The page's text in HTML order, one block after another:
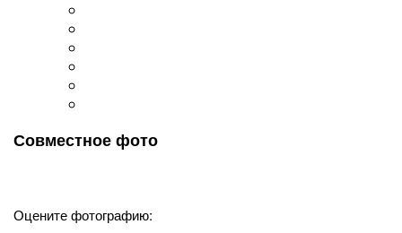
Совместное фото
Оцените фотографию: